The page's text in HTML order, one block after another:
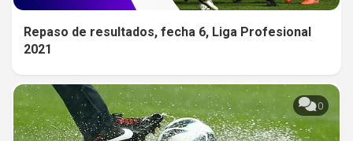
Repaso de resultados, fecha 6, Liga Profesional
2021
0